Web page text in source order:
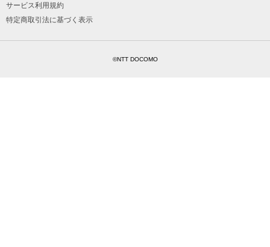
サービス利用規約
特定商取引法に基づく表示
©NTT DOCOMO